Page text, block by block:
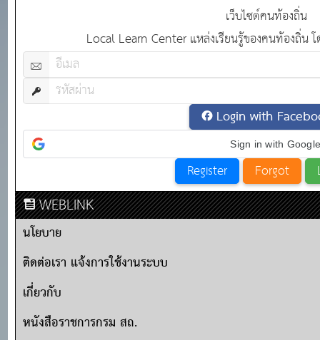
เว็บไซต์คนท้องถิ่น
Local Learn Center แหล่งเรียนรู้ของคนท้องถิ่น
Login with
Sign in with
WEBLINK
นโยบาย
ติดต่อเรา แจ้งการใช้งานระบบ
เกี่ยวกับ
หนังสือราชการกรม สถ.